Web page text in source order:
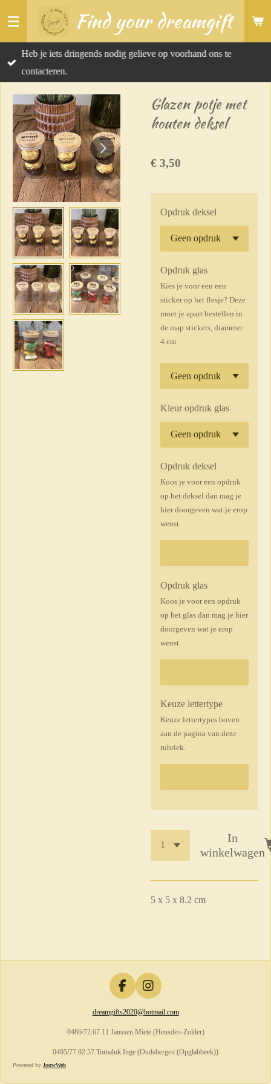
Ga
naar
de
hoofdinhoud
Find your dreamgift
Heb je iets dringends nodig gelieve op voorhand ons te
contacteren.
Glazen potje met
houten deksel
€ 3,50
Opdruk deksel
Opdruk glas
Kies je voor een een
sticker op het flesje? Deze
moet je apart bestellen in
de map stickers, diameter
4 cm.
Kleur opdruk glas
Opdruk deksel
Koos je voor een opdruk
op het deksel dan mag je
hier doorgeven wat je erop
wenst.
Opdruk glas
Koos je voor een opdruk
op het glas dan mag je hier
doorgeven wat je erop
wenst.
Keuze lettertype
Keuze lettertypes boven
aan de pagina van deze
rubriek.
In
winkelwagen
5 x 5 x 8.2 cm
F
a
c
b
o
I
n
s
a
g
dreamgifts2020@hotmail.com
0486/72.67.11 Janssen Miete (Heusden-Zolder)
0495/77.02.57 Tomaluk Inge (Oudsbergen (Opglabbeek))
Powered by JouwWeb